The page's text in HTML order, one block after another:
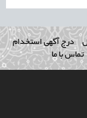
درج آگهی استخدام
تماس با ما